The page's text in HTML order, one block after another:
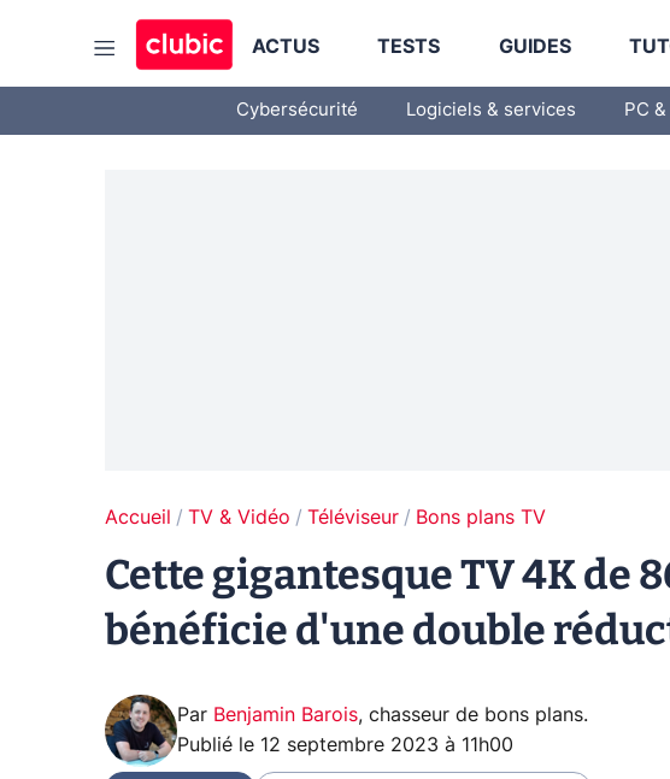
ACTUS TESTS GUIDES
Cybersécurité Logiciels & services PC
Accueil TV & Vidéo Téléviseur Bons plans TV
Cette gigantesque TV 4K de
bénéficie d'une double
Par Benjamin Barois, chasseur de bons plans.
Publié le 12 septembre 2023 à 11h00